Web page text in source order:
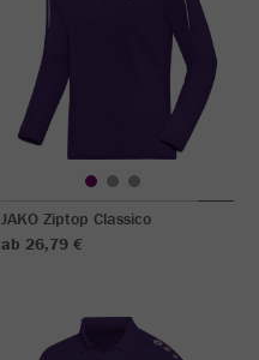
JAKO Ziptop Classico
ab 26,79 €